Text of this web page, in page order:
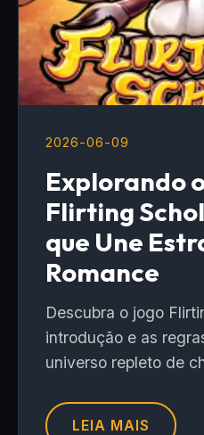
2026-06-09
Explorando
Flirting
que Une
Romance
Descubra o jogo
introdução e as
universo repleto de
LEIA MAIS